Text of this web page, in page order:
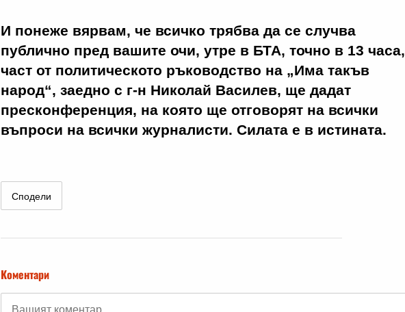
И понеже вярвам, че всичко трябва да се случва
публично пред вашите очи, утре в БТА, точно в 13 часа,
част от политическото ръководство на „Има такъв
народ“, заедно с г-н Николай Василев, ще дадат
пресконференция, на която ще отговорят на всички
въпроси на всички журналисти. Силата е в истината.
Сподели
Коментари